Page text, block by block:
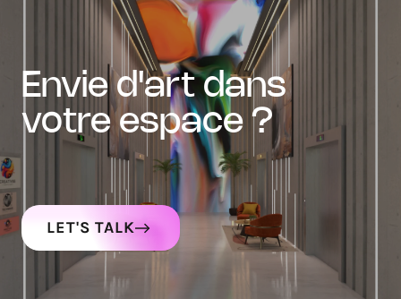
envie d'art dans
votre espace ?
LET'S TALK